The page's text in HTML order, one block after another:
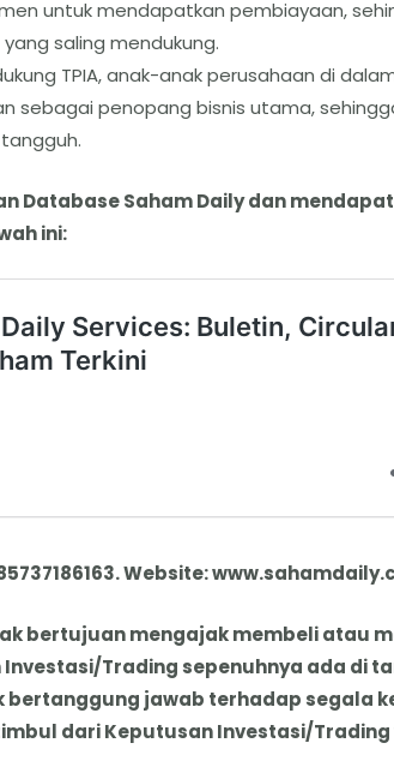
untuk mendapatkan pembiayaan,
saling mendukung.
TPIA, anak-anak perusahaan di
sebagai penopang bisnis utama,
Database Saham Daily dan
ini:
Website:
bertujuan mengajak membeli atau
Trading sepenuhnya ada di
bertanggung jawab terhadap segala
dari Keputusan Investasi/Trading